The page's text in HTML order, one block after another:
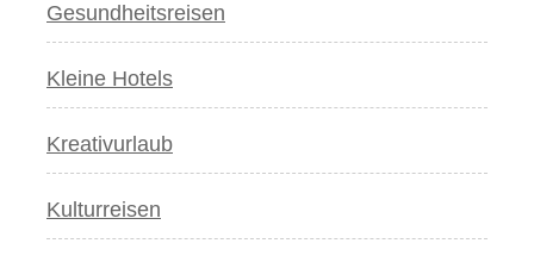
Gesundheitsreisen
Kleine Hotels
Kreativurlaub
Kulturreisen